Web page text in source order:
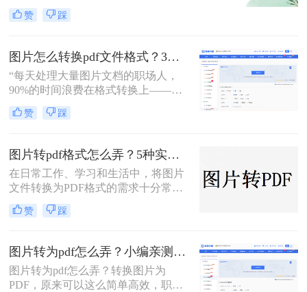
方式，帮助您根据场景灵活选用。
理、证件扫描，还是商业和行政领域
的文档整理、合同协议，这种转换都
全性。那么图片转为pdf怎么弄呢？本
文将介绍三种将图片转换为PDF的方
法。
赞 踩
图片怎么转换pdf文件格式？3种高效方法全解析，职场人必备技能！
“每天处理大量图片文档的职场人，
90%的时间浪费在格式转换上——这
不是技术问题，而是方法误区。” 作
为深耕办公软件测评多年的博主，小
始方式处理图片转PDF需求。那么图
片怎么转换pdf文件格式呢？本文将揭
秘三种专业级转换方法，结合实测数
据帮你突破效率瓶颈。
赞 踩
图片转pdf格式怎么弄？5种实用的转换方法！
在日常工作、学习和生活中，将图片
文件转换为PDF格式的需求十分常
见。PDF格式因其跨平台兼容性强、
内容不易篡改、排版稳定等优势，成
转pdf格式怎么弄呢？本文将介绍几种
常见的图片转PDF方法，帮助用户高
效完成转换。
赞 踩
图片转为pdf怎么弄？小编亲测5种实用方法，告别繁琐操作！
图片转为pdf怎么弄？转换图片为
PDF，原来可以这么简单高效，职场